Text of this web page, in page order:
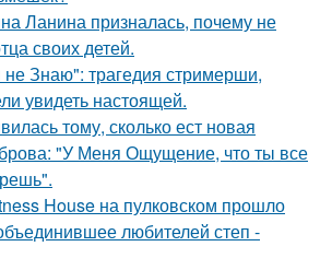
Ланина призналась, почему не
своих детей.
Знаю": трагедия стримерши,
увидеть настоящей.
тому, сколько ест новая
"У Меня Ощущение, что ты все
House на пулковском прошло
любителей степ -